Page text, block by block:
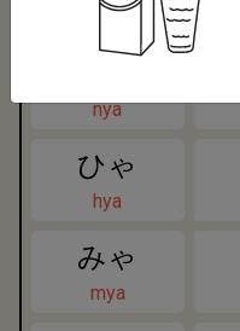
cha
nya
ひゃ
hya
みゃ
mya